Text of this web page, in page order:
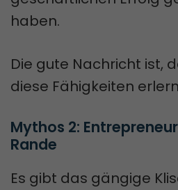
haben.
Die gute Nachricht ist,
diese Fähigkeiten
Mythos 2:
Rande
Es gibt das gängige